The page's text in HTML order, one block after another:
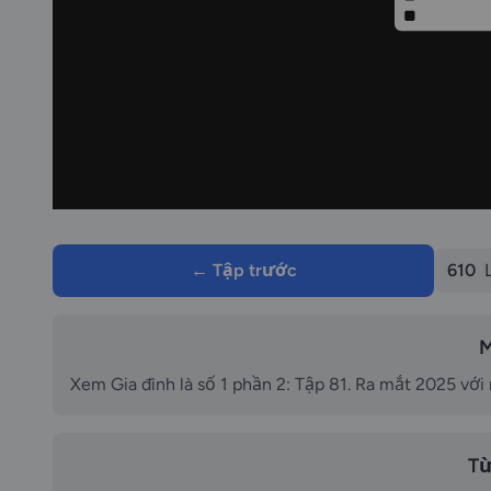
← Tập trước 610
Xem Gia đình là số 1 phần 2: Tập 81. Ra mắt 2025